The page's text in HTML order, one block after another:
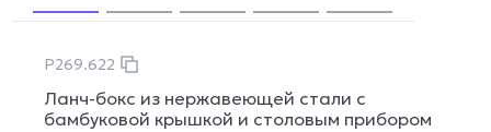
P269.622
Ланч-бокс из нержавеющей стали с
бамбуковой крышкой и столовым прибором